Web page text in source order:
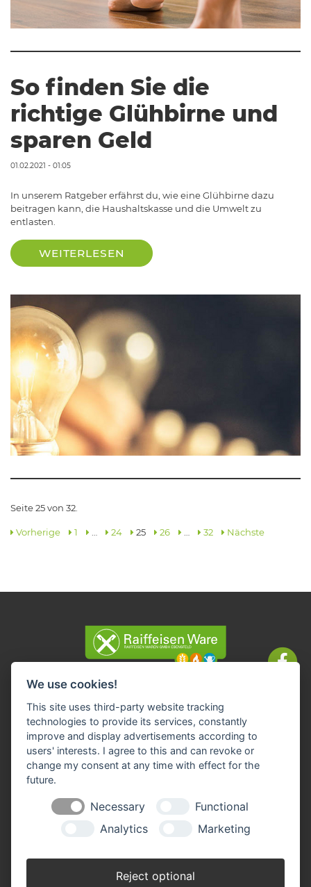
So finden Sie die
richtige Glühbirne und
sparen Geld
01.02.2021 - 01:05
In unserem Ratgeber erfährst du, wie eine Glühbirne dazu
beitragen kann, die Haushaltskasse und die Umwelt zu
entlasten.
WEITERLESEN
Seite 25 von 32.
Vorherige 1 24 25 26 32 Nächste
Impressum Datenschutz
Cookie-Einstellungen ändern
Raiffeisen Waren GmbH Ebensfeld
Frankenstraße 5
Telefon: 09573-9636-0
Fax: 09573-9636-36
info(at)raiffeisen-ebensfeld.de
We use cookies!
This site uses third-party website tracking
technologies to provide its services, constantly
improve and display advertisements according to
users' interests. I agree to this and can revoke or
change my consent at any time with effect for the
future.
Necessary
Functional
Analytics
Marketing
Reject optional